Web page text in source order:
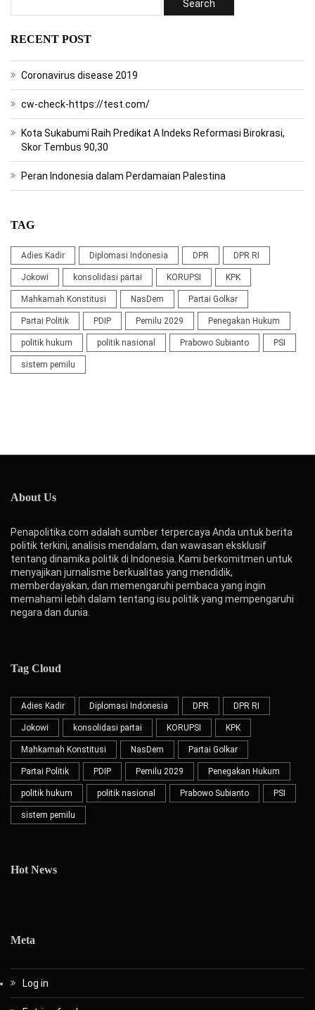
RECENT POST
Coronavirus disease 2019
cw-check-https://test.com/
Kota Sukabumi Raih Predikat A Indeks Reformasi Birokrasi,
Skor Tembus 90,30
Peran Indonesia dalam Perdamaian Palestina
TAG
Adies Kadir Diplomasi Indonesia DPR DPR RI
Jokowi konsolidasi partai KORUPSI KPK
Mahkamah Konstitusi NasDem Partai Golkar
Partai Politik PDIP Pemilu 2029 Penegakan Hukum
politik hukum politik nasional Prabowo Subianto PSI
sistem pemilu
About Us
Penapolitika.com adalah sumber terpercaya Anda untuk berita
politik terkini, analisis mendalam, dan wawasan eksklusif
tentang dinamika politik di Indonesia. Kami berkomitmen untuk
menyajikan jurnalisme berkualitas yang mendidik,
memberdayakan, dan memengaruhi pembaca yang ingin
memahami lebih dalam tentang isu politik yang mempengaruhi
negara dan dunia.
Tag Cloud
Adies Kadir Diplomasi Indonesia DPR DPR RI
Jokowi konsolidasi partai KORUPSI KPK
Mahkamah Konstitusi NasDem Partai Golkar
Partai Politik PDIP Pemilu 2029 Penegakan Hukum
politik hukum politik nasional Prabowo Subianto PSI
sistem pemilu
Hot News
Meta
Log in